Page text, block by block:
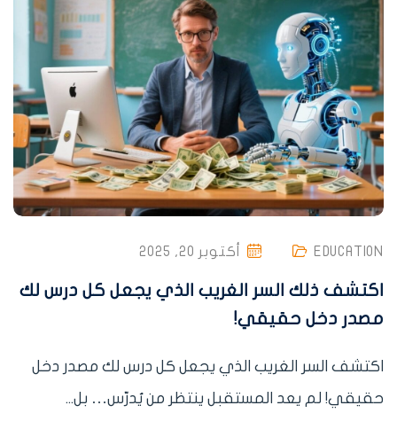
EDUCATION أكتوبر 20, 2025
اكتشف ذلك السر الغريب الذي يجعل كل درس لك
مصدر دخل حقيقي!
اكتشف السر الغريب الذي يجعل كل درس لك مصدر دخل
حقيقي! لم يعد المستقبل ينتظر من يُدرّس… بل...